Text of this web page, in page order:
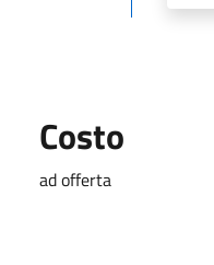
Costo
ad offerta